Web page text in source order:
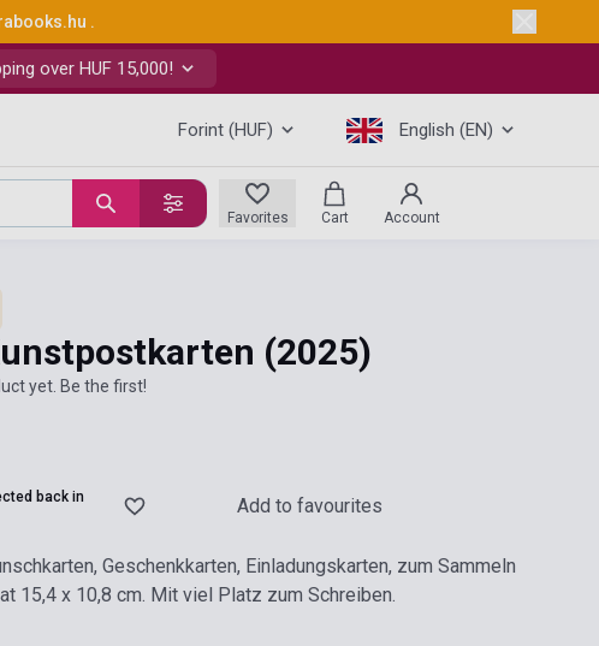
.
over HUF 15,000!
Forint (HUF) English (EN)
Favorites Cart Account
(2025)
yet. Be the first!
back in
Add to favourites
Geschenkkarten, Einladungskarten, zum Sammeln
15,4 x 10,8 cm. Mit viel Platz zum Schreiben.